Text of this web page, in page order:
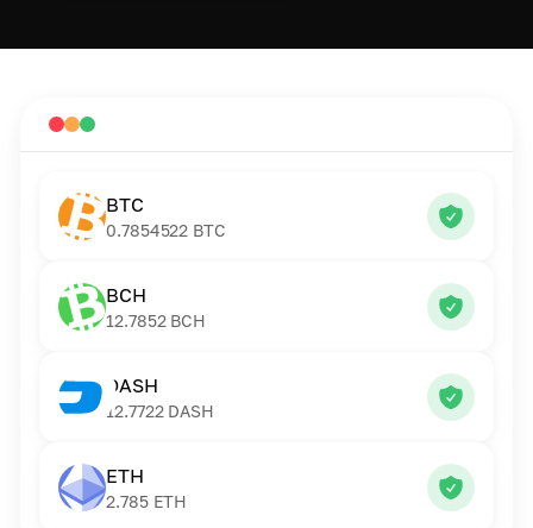
BTC
0.7854522 BTC
BCH
12.7852 BCH
DASH
12.7722 DASH
ETH
2.785 ETH